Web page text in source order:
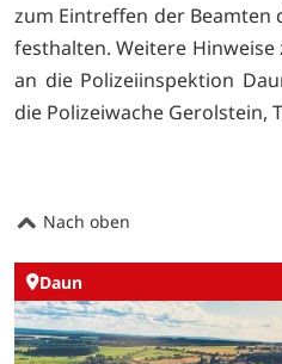
zum Eintreffen der Beamten
festhalten. Weitere
an die Polizeiinspektion
die Polizeiwache Gerolstein,
Nach oben
Daun